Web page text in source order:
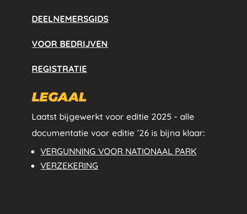
DEELNEMERSGIDS
VOOR BEDRIJVEN
REGISTRATIE
LEGAAL
Laatst bijgewerkt voor editie 2025 - alle
documentatie voor editie ’26 is bijna klaar:
VERGUNNING VOOR NATIONAAL PARK
VERZEKERING